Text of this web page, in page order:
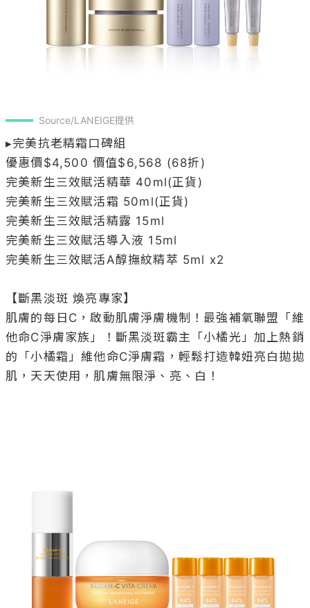
Source/LANEIGE提供
▸完美抗老精霜口碑組
完美新生三效賦活精露 15ml
完美新生三效賦活導入液 15ml
完美新生三效賦活A醇撫紋精萃 5ml x2
【斷黑淡斑 煥亮專家】
肌膚的每日C，啟動肌膚淨膚機制！最強補氧聯盟「維
他命C淨膚家族」！斷黑淡斑霸主「小橘光」加上熱銷
的「小橘霜」維他命C淨膚霜，輕鬆打造韓妞亮白拋拋
Source/LANEIGE提供